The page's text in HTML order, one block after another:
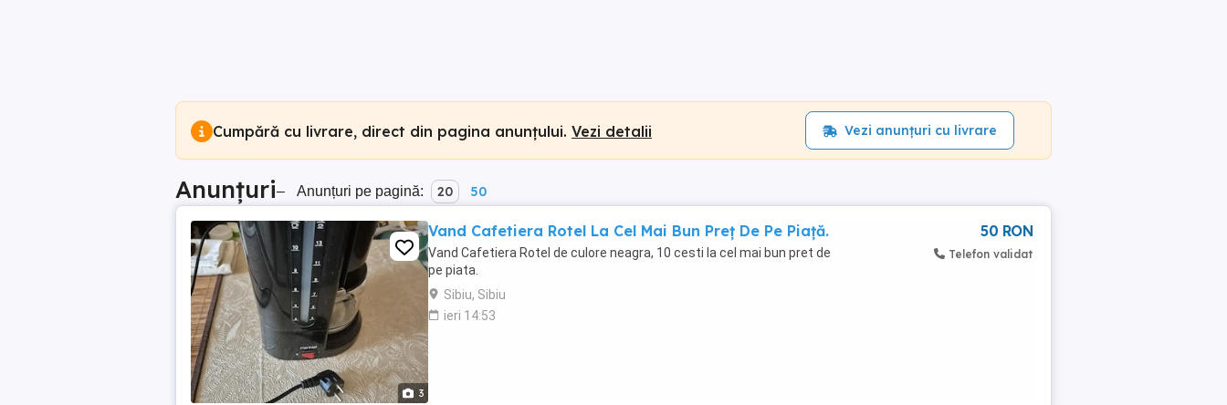
Cumpără cu livrare, direct din pagina anunțului. Vezi detalii Vezi anunțuri cu livrare
Anunțuri– Anunțuri pe pagină: 20 50
3
Vand Cafetiera Rotel La Cel Mai Bun Preț De Pe Piață.
Vand Cafetiera Rotel de culore neagra, 10 cesti la cel mai bun pret de
pe piata.
Sibiu, Sibiu
ieri 14:53
50 RON
Telefon validat